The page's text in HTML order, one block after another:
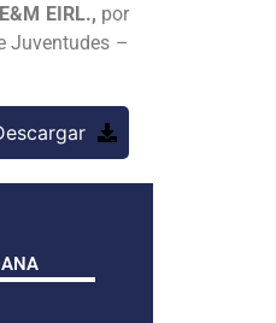
EIRL., por
Juventudes –